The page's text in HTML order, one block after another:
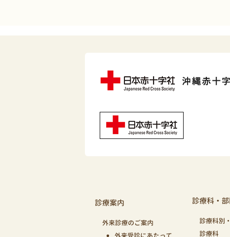
診療案内
外来診療のご案内
診療科・
診療科別
診療科